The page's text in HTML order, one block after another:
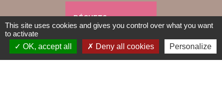
DÉCHETS
public
This site uses cookies and gives you control over what you want
to activate
OK, accept all
Deny all cookies Personalize